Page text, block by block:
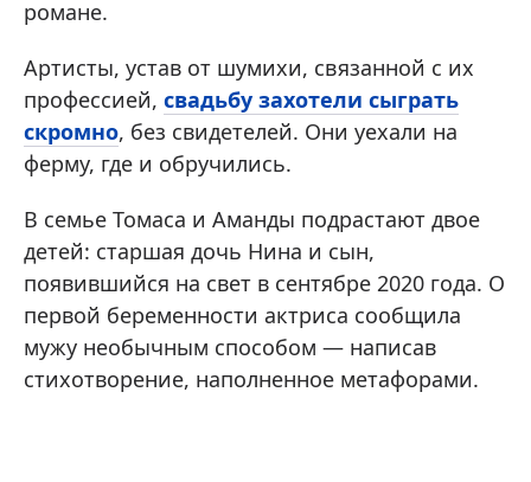
романе.
Артисты, устав от шумихи, связанной с их
профессией, свадьбу захотели сыграть
скромно, без свидетелей. Они уехали на
ферму, где и обручились.
В семье Томаса и Аманды подрастают двое
детей: старшая дочь Нина и сын,
появившийся на свет в сентябре 2020 года. О
первой беременности актриса сообщила
мужу необычным способом — написав
стихотворение, наполненное метафорами.